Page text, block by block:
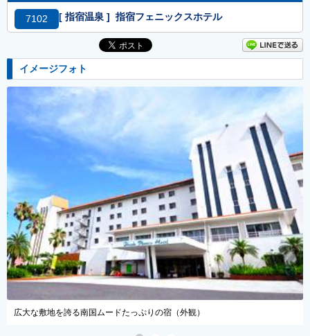
7102 [ 指宿温泉 ] 指宿フェニックスホテル
イメージフォト
露天風呂のゴムの木が南国情緒を醸す（露天風呂）